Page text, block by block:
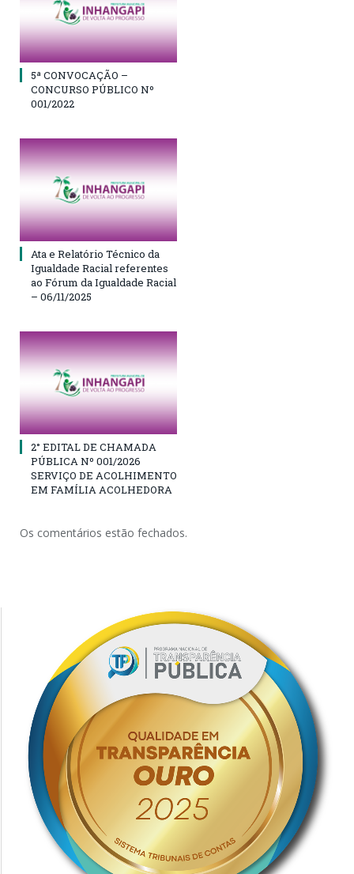
5ª CONVOCAÇÃO –
CONCURSO PÚBLICO Nº
001/2022
Ata e Relatório Técnico da
Igualdade Racial referentes
ao Fórum da Igualdade Racial
– 06/11/2025
2° EDITAL DE CHAMADA
PÚBLICA Nº 001/2026
SERVIÇO DE ACOLHIMENTO
EM FAMÍLIA ACOLHEDORA
Os comentários estão fechados.